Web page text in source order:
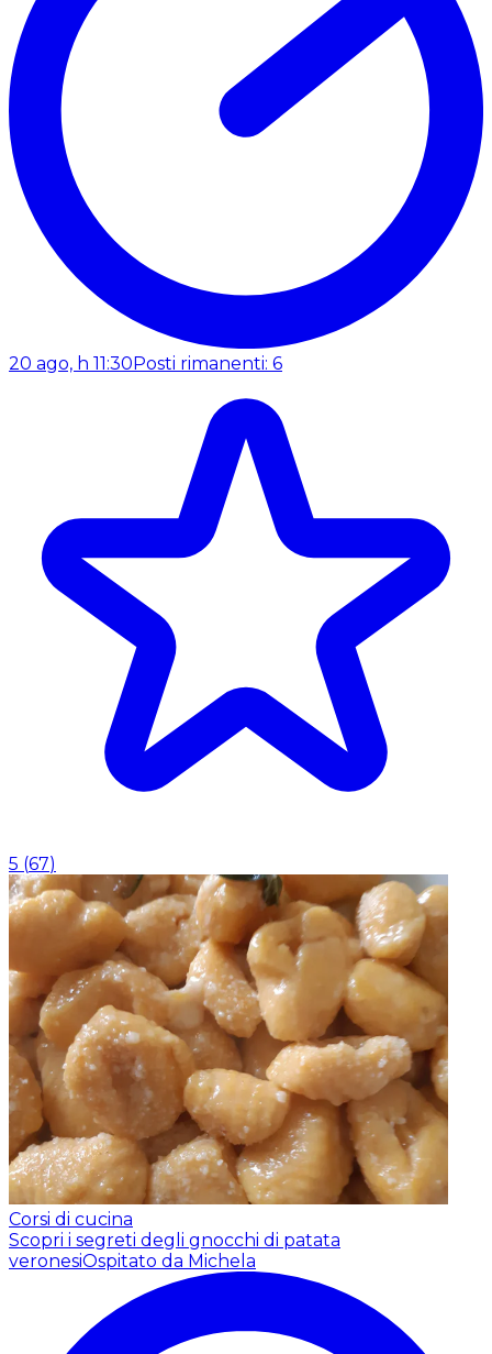
20 ago, h 11:30Posti rimanenti: 6
5 (67)
Corsi di cucina
Scopri i segreti degli gnocchi di patata
veronesiOspitato da Michela